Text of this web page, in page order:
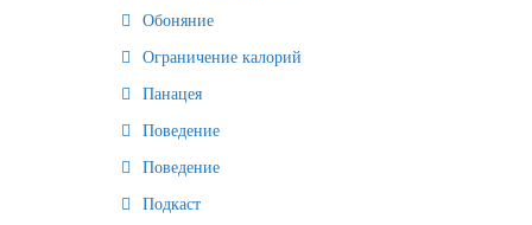
Обоняние
Ограничение калорий
Панацея
Поведение
Поведение
Подкаст